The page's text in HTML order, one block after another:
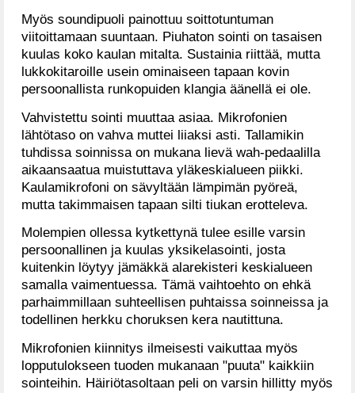
Myös soundipuoli painottuu soittotuntuman
viitoittamaan suuntaan. Piuhaton sointi on tasaisen
kuulas koko kaulan mitalta. Sustainia riittää, mutta
lukkokitaroille usein ominaiseen tapaan kovin
persoonallista runkopuiden klangia äänellä ei ole.
Vahvistettu sointi muuttaa asiaa. Mikrofonien
lähtötaso on vahva muttei liiaksi asti. Tallamikin
tuhdissa soinnissa on mukana lievä wah-pedaalilla
aikaansaatua muistuttava yläkeskialueen piikki.
Kaulamikrofoni on sävyltään lämpimän pyöreä,
mutta takimmaisen tapaan silti tiukan erotteleva.
Molempien ollessa kytkettynä tulee esille varsin
persoonallinen ja kuulas yksikelasointi, josta
kuitenkin löytyy jämäkkä alarekisteri keskialueen
samalla vaimentuessa. Tämä vaihtoehto on ehkä
parhaimmillaan suhteellisen puhtaissa soinneissa ja
todellinen herkku choruksen kera nautittuna.
Mikrofonien kiinnitys ilmeisesti vaikuttaa myös
lopputulokseen tuoden mukanaan "puuta" kaikkiin
sointeihin. Häiriötasoltaan peli on varsin hillitty myös